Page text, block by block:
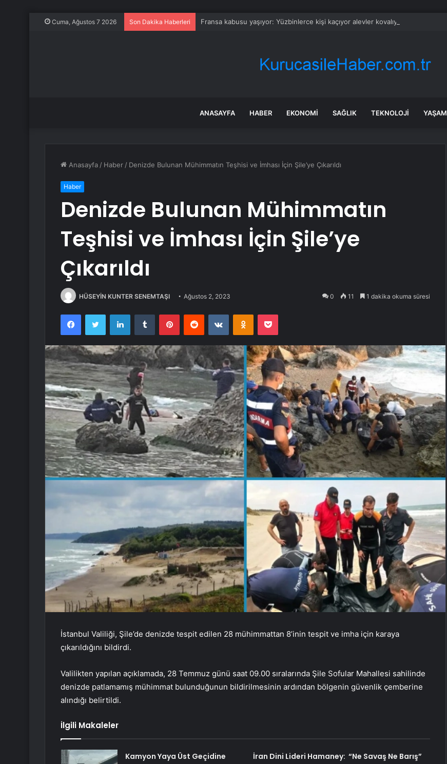
Cuma, Ağustos 7 2026 Son Dakika Haberleri Fransa kabusu yaşıyor: Yüzbinlerce kişi kaçıyor alevler kovalıyor
ANASAYFA HABER EKONOMI SAĞLIK TEKNOLOJI YAŞAM
Anasayfa / Haber / Denizde Bulunan Mühimmatın Teşhisi ve İmhası İçin Şile’ye Çıkarıldı
Haber
Denizde Bulunan Mühimmatın
Teşhisi ve İmhası İçin Şile’ye
Çıkarıldı
HÜSEYİN KUNTER SENEMTAŞI Ağustos 2, 2023 0 11 1 dakika okuma süresi
FacebookTwitter LinkedInTumblr PinterestReddit VKontakteOdnoklassniki
Pocket
İstanbul Valiliği, Şile’de denizde tespit edilen 28 mühimmattan 8’inin tespit ve imha için karaya
çıkarıldığını bildirdi.
Valilikten yapılan açıklamada, 28 Temmuz günü saat 09.00 sıralarında Şile Sofular Mahallesi sahilinde
denizde patlamamış mühimmat bulunduğunun bildirilmesinin ardından bölgenin güvenlik çemberine
alındığı belirtildi.
İlgili Makaleler
Kamyon Yaya Üst Geçidine
İran Dini Lideri Hamaney: “Ne Savaş Ne Barış”